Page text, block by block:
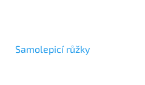
Samolepicí růžky